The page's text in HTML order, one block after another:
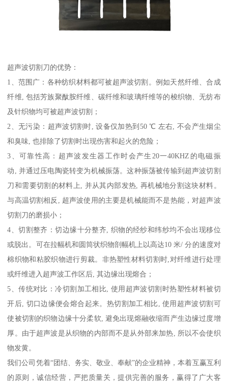
超声波切割刀的优势：
1、范围广：各种纺织材料都可被超声波切割。例如天然纤维、合成
纤维, 包括芳族聚酞胺纤维、碳纤维和玻璃纤维等的梭织物、无纺布
及针织物均可被超声波切割；
2、无污染：超声波切割时, 设备仅加热到50 ℃ 左右, 不会产生烟尘
和臭味, 也排除了切割时出现伤害和起火的危险；
3、可靠性高：超声波发生器工作时会产生20一40KHZ的电磁振
动, 并通过压电陶瓷转变为机械振荡。这种振荡被传输到超声波切割
刀和需要切割的材料上, 并从其内部发热, 再机械地分割这块材料。
与高温切割相反, 超声波使用的主要是机械能而不是热能，对超声波
切割刀的磨损小；
4、切割整齐：切边缘十分整齐, 织物的经纱和纬纱均不会出现移位
或脱出。可在拉幅机和圆筒状织物剖幅机上以高达10 米/ 分的速度对
棉织物和粘胶织物进行剪裁。非热塑性材料切割时,对纤维进行处理
或纤维进入超声波工作区后, 其边缘出现熔合；
5、传统对比：冷切割加工相比, 使用超声波切割时热塑性材料被切
开后, 切口边缘便会熔合起来。热切割加工相比, 使用超声波切割可
使被切割的织物边缘十分柔软, 避免出现熔融收缩而产生边缘过度增
厚。由于超声波是从织物的内部而不是从外部来加热, 所以不会使织
物发黄。
我们公司凭着“团结、务实、敬业、奉献”的企业精神，本着互赢互利
的原则，诚信经营，严把质量关，提供完善的服务，赢得了广大客